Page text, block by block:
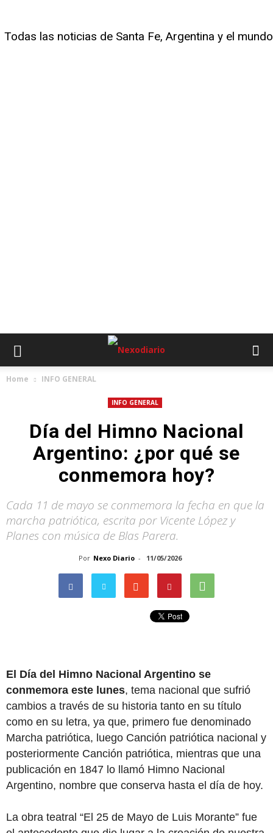
Todas las noticias de Santa Fe, Argentina y el mundo
Home INFO GENERAL
INFO GENERAL
Día del Himno Nacional
Argentino: ¿por qué se
conmemora hoy?
Cada 11 de mayo se conmemora la fecha en que la
marcha patriótica, escrita por Vicente López y
Planes con música de Blas Parera.
Por Nexo Diario - 11/05/2026
El Día del Himno Nacional Argentino se
conmemora este lunes, tema nacional que sufrió
cambios a través de su historia tanto en su título
como en su letra, ya que, primero fue denominado
Marcha patriótica, luego Canción patriótica nacional y
posteriormente Canción patriótica, mientras que una
publicación en 1847 lo llamó Himno Nacional
Argentino, nombre que conserva hasta el día de hoy.
La obra teatral “El 25 de Mayo de Luis Morante” fue